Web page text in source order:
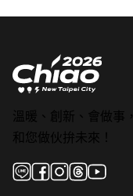
溫暖、創新、會做事，
和您做伙拚未來！